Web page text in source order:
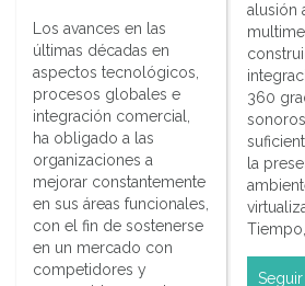
alusión
360
la
Los avances en las
últimas décadas en
aspectos tecnológicos,
procesos globales e
integración comercial,
ha obligado a las
organizaciones a
mejorar constantemente
en sus áreas funcionales,
con el fin de sostenerse
en un mercado con
competidores y